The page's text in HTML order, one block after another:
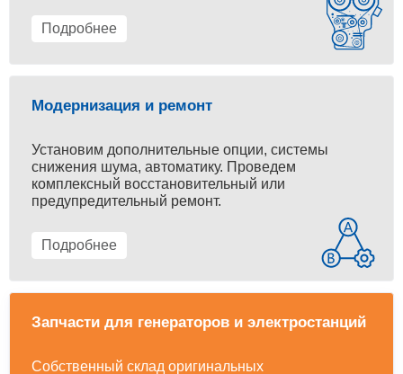
Подробнее
Модернизация и ремонт
Установим дополнительные опции, системы
снижения шума, автоматику. Проведем
комплексный восстановительный или
предупредительный ремонт.
Подробнее
Запчасти для генераторов и электростанций
Собственный склад оригинальных